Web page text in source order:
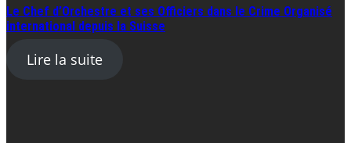
Le Chef d’Orchestre et ses Officiers dans le Crime Organisé
international depuis la Suisse
Lire la suite